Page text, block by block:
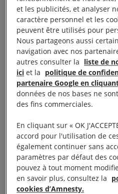
Journée liberté de la
Quatre photographes
ronde animée par
membre du groupe
le réel, comment raconter
et les publicités, et analyser
caractère personnel et les
peuvent être utilisés pour
Nous partageons aussi
navigation avec nos
autres consulter la liste de
ici et la politique de
partenaire Google en
données de nos bases ne
des fins commerciales.
En cliquant sur « OK
accord pour l'utilisation de
également continuer sans
paramètres par défaut des
pouvez à tout moment
en savoir plus, consultez la
cookies d’Amnesty.